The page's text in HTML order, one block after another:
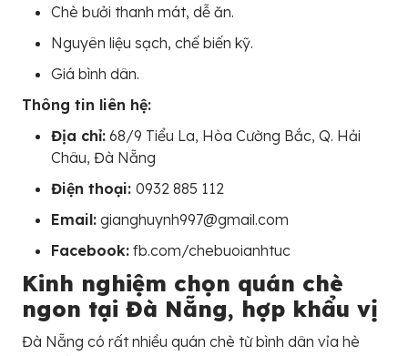
Chè bưởi thanh mát, dễ ăn.
Nguyên liệu sạch, chế biến kỹ.
Giá bình dân.
Thông tin liên hệ:
Địa chỉ: 68/9 Tiểu La, Hòa Cường Bắc, Q. Hải
Châu, Đà Nẵng
Điện thoại: 0932 885 112
Email: gianghuynh997@gmail.com
Facebook: fb.com/chebuoianhtuc
Kinh nghiệm chọn quán chè
ngon tại Đà Nẵng, hợp khẩu vị
Đà Nẵng có rất nhiều quán chè từ bình dân vỉa hè